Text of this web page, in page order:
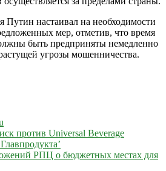
Путин настаивал на необходимости
мер, отметив, что время
быть предприняты немедленно
угрозы мошенничества.
против Universal Beverage
РПЦ о бюджетных местах для